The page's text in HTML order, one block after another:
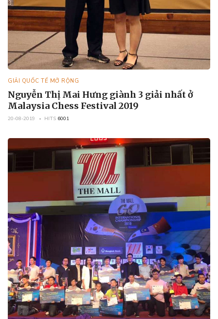
GIẢI QUỐC TẾ MỞ RỘNG
Nguyễn Thị Mai Hưng giành 3 giải nhất ở
Malaysia Chess Festival 2019
20-08-2019 HITS 6001